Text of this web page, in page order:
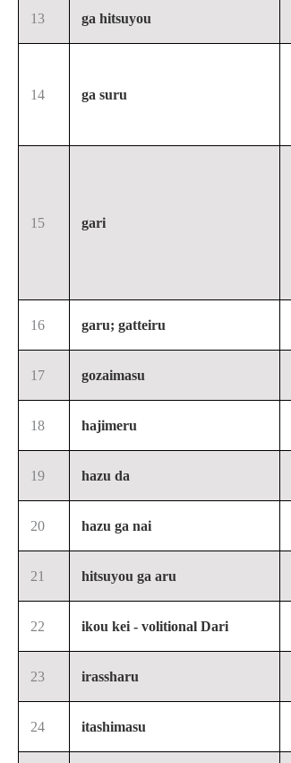
13 ga hitsuyou
14 ga suru
15 gari
16 garu; gatteiru
17 gozaimasu
18 hajimeru
19 hazu da
20 hazu ga nai
21 hitsuyou ga aru
22 ikou kei - volitional Dari
23 irassharu
24 itashimasu